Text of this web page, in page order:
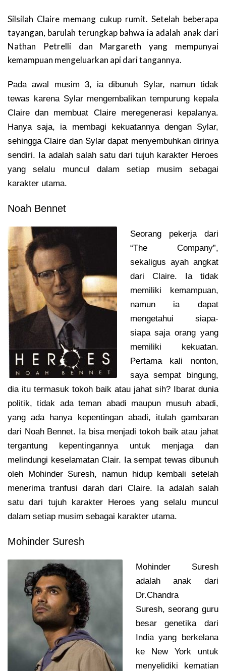
Silsilah Claire memang cukup rumit. Setelah beberapa
tayangan, barulah terungkap bahwa ia adalah anak dari
Nathan Petrelli dan Margareth yang mempunyai
kemampuan mengeluarkan api dari tangannya.
Pada awal musim 3, ia dibunuh Sylar, namun tidak
tewas karena Sylar mengembalikan tempurung kepala
Claire dan membuat Claire meregenerasi kepalanya.
Hanya saja, ia membagi kekuatannya dengan Sylar,
sehingga Claire dan Sylar dapat menyembuhkan dirinya
sendiri. Ia adalah salah satu dari tujuh karakter Heroes
yang selalu muncul dalam setiap musim sebagai
karakter utama.
Noah Bennet
Seorang pekerja dari
“The Company”,
sekaligus ayah angkat
dari Claire. Ia tidak
memiliki kemampuan,
namun ia dapat
mengetahui siapa-
siapa saja orang yang
memiliki kekuatan.
Pertama kali nonton,
saya sempat bingung,
dia itu termasuk tokoh baik atau jahat sih? Ibarat dunia
politik, tidak ada teman abadi maupun musuh abadi,
yang ada hanya kepentingan abadi, itulah gambaran
dari Noah Bennet. Ia bisa menjadi tokoh baik atau jahat
tergantung kepentingannya untuk menjaga dan
melindungi keselamatan Clair. Ia sempat tewas dibunuh
oleh Mohinder Suresh, namun hidup kembali setelah
menerima tranfusi darah dari Claire. Ia adalah salah
satu dari tujuh karakter Heroes yang selalu muncul
dalam setiap musim sebagai karakter utama.
Mohinder Suresh
Mohinder Suresh
adalah anak dari
Dr.Chandra
Suresh, seorang guru
besar genetika dari
India yang berkelana
ke New York untuk
menyelidiki kematian